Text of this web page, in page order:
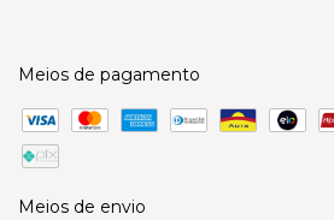
Meios de pagamento
Meios de envio